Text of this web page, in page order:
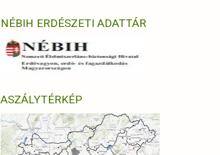
NÉBIH ERDÉSZETI ADATTÁR
ASZÁLYTÉRKÉP